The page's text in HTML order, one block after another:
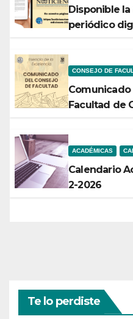
Disponible
periódico
CONSEJO DE
Facultad de
ACADÉMICAS
Calendario
2-2026
Te lo perdiste